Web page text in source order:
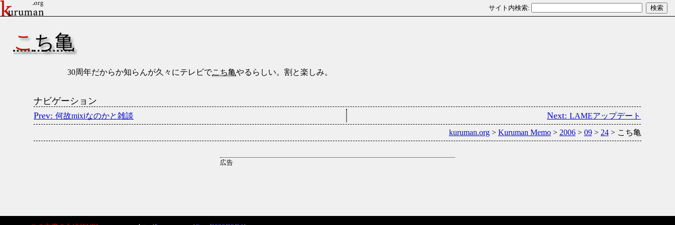
こち亀
30周年だからか知らんが久々にテレビでこち亀やるらしい。割と楽しみ。
ナビゲーション
何故mixiなのかと雑談
LAMEアップデート
kuruman.org> Kuruman Memo> 2006> 09> 24> こち亀